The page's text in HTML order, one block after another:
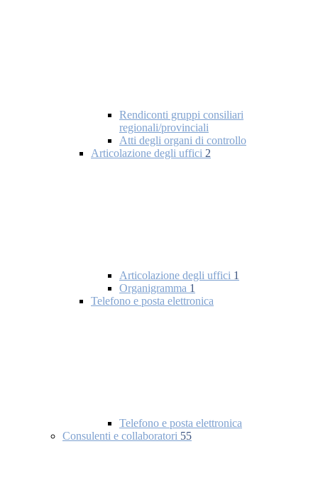
Rendiconti gruppi consiliari
regionali/provinciali
Atti degli organi di controllo
Articolazione degli uffici 2
Articolazione degli uffici 1
Organigramma 1
Telefono e posta elettronica
Telefono e posta elettronica
Consulenti e collaboratori 55